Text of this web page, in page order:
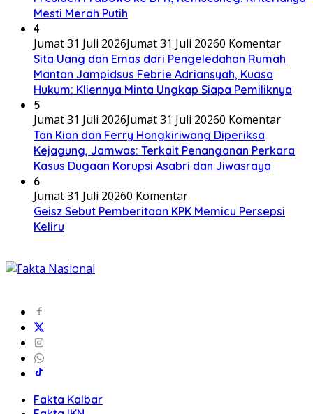
Mesti Merah Putih
4
Jumat 31 Juli 2026Jumat 31 Juli 20260 Komentar
Sita Uang dan Emas dari Pengeledahan Rumah
Mantan Jampidsus Febrie Adriansyah, Kuasa
Hukum: Kliennya Minta Ungkap Siapa Pemiliknya
5
Jumat 31 Juli 2026Jumat 31 Juli 20260 Komentar
Tan Kian dan Ferry Hongkiriwang Diperiksa
Kejagung, Jamwas: Terkait Penanganan Perkara
Kasus Dugaan Korupsi Asabri dan Jiwasraya
6
Jumat 31 Juli 20260 Komentar
Geisz Sebut Pemberitaan KPK Memicu Persepsi
Keliru
Fakta Kalbar